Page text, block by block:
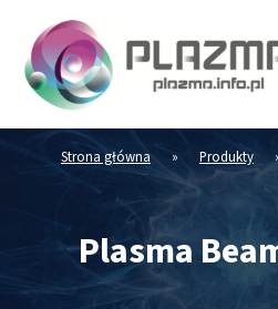
Strona główna » Produkty
Plasma